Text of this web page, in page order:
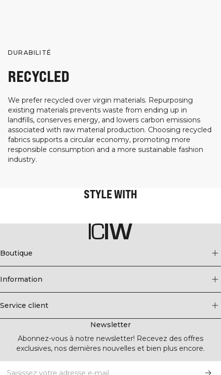
DURABILITÉ
RECYCLED
We prefer recycled over virgin materials. Repurposing
existing materials prevents waste from ending up in
landfills, conserves energy, and lowers carbon emissions
associated with raw material production. Choosing recycled
fabrics supports a circular economy, promoting more
responsible consumption and a more sustainable fashion
industry.
STYLE WITH
Boutique
Information
Service client
Newsletter
Abonnez-vous à notre newsletter! Recevez des offres
exclusives, nos dernières nouvelles et bien plus encore.